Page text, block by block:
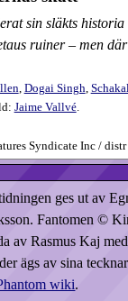
sin släkts
ruiner – men
Dogai Singh
Jaime Vallvé.
Syndicate Inc /
ges ut av
Fantomen ©
av Rasmus Kaj
ägs av sina
wiki.